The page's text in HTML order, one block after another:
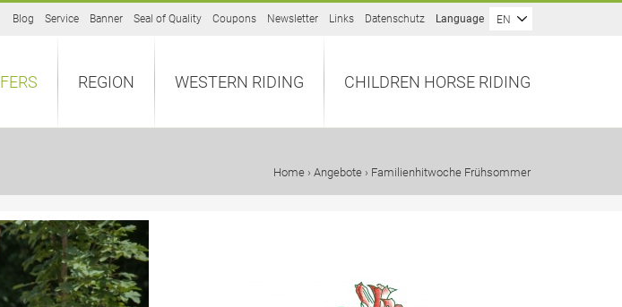
Blog Service Banner Seal of Quality Coupons Newsletter Links Datenschutz Language EN
REGION WESTERN RIDING CHILDREN HORSE RIDING
Home › Angebote › Familienhitwoche Frühsommer